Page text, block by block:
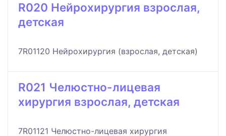
R020 Нейрохирургия взрослая,
детская
7R01120 Нейрохирургия (взрослая, детская)
R021 Челюстно-лицевая
хирургия взрослая, детская
7R01121 Челюстно-лицевая хирургия